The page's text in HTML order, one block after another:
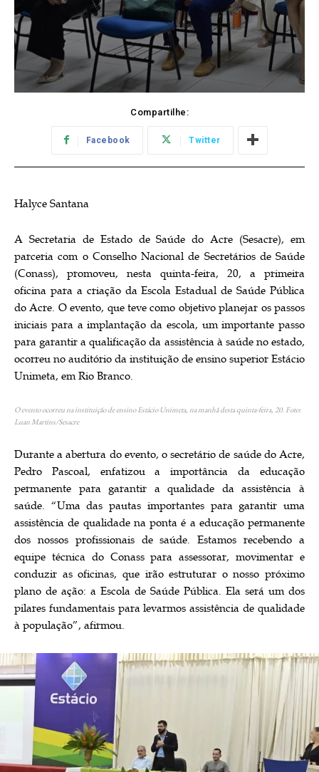
Compartilhe:
Facebook Twitter
Halyce Santana
A Secretaria de Estado de Saúde do Acre (Sesacre), em
parceria com o Conselho Nacional de Secretários de Saúde
(Conass), promoveu, nesta quinta-feira, 20, a primeira
oficina para a criação da Escola Estadual de Saúde Pública
do Acre. O evento, que teve como objetivo planejar os passos
iniciais para a implantação da escola, um importante passo
para garantir a qualificação da assistência à saúde no estado,
ocorreu no auditório da instituição de ensino superior Estácio
Unimeta, em Rio Branco.
O evento ocorreu na instituição de ensino Estácio Unimeta, na manhã desta quinta-feira, 20. Foto:
Luan Martins/Sesacre
Durante a abertura do evento, o secretário de saúde do Acre,
Pedro Pascoal, enfatizou a importância da educação
permanente para garantir a qualidade da assistência à
saúde. “Uma das pautas importantes para garantir uma
assistência de qualidade na ponta é a educação permanente
dos nossos profissionais de saúde. Estamos recebendo a
equipe técnica do Conass para assessorar, movimentar e
conduzir as oficinas, que irão estruturar o nosso próximo
plano de ação: a Escola de Saúde Pública. Ela será um dos
pilares fundamentais para levarmos assistência de qualidade
à população”, afirmou.